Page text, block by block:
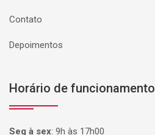
Contato
Depoimentos
Horário de funcionamento
Seg à sex: 9h às 17h00